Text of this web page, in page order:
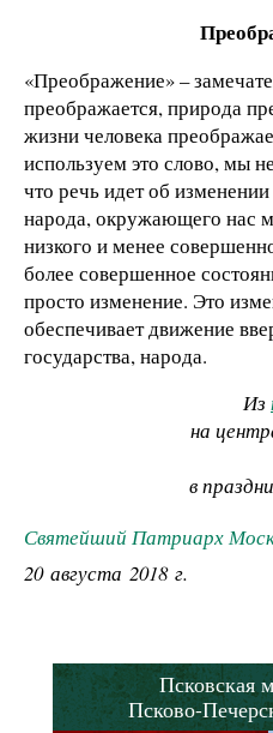
«Преображение» –
преображается, природа
жизни человека
используем это слово, мы
что речь идет об
народа, окружающего нас
низкого и менее
более совершенное
просто изменение. Это
обеспечивает движение
государства, народа.
Из
на
в
Святейший Патриарх
20 августа 2018 г.
Псковская
Псково-